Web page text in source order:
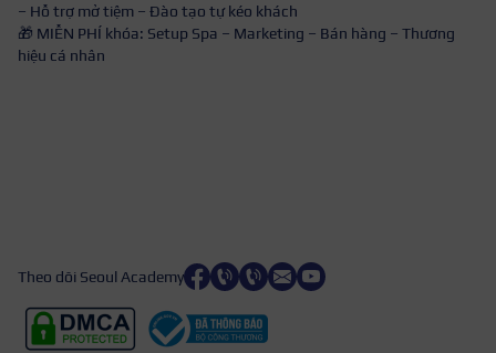
– Hỗ trợ mở tiệm – Đào tạo tự kéo khách
🎁 MIỄN PHÍ khóa: Setup Spa – Marketing – Bán hàng – Thương
hiệu cá nhân
Theo dõi Seoul Academy